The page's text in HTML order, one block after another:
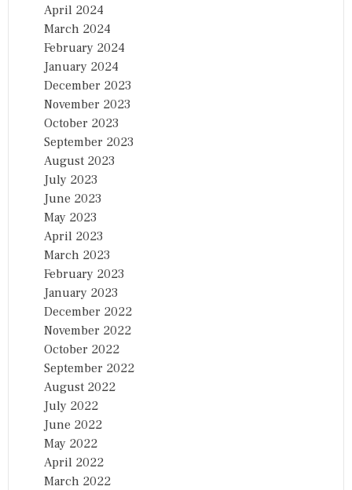
April 2024
March 2024
February 2024
January 2024
December 2023
November 2023
October 2023
September 2023
August 2023
July 2023
June 2023
May 2023
April 2023
March 2023
February 2023
January 2023
December 2022
November 2022
October 2022
September 2022
August 2022
July 2022
June 2022
May 2022
April 2022
March 2022